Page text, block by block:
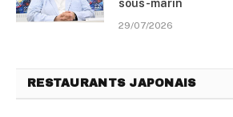
sous-marin
29/07/2026
RESTAURANTS JAPONAIS